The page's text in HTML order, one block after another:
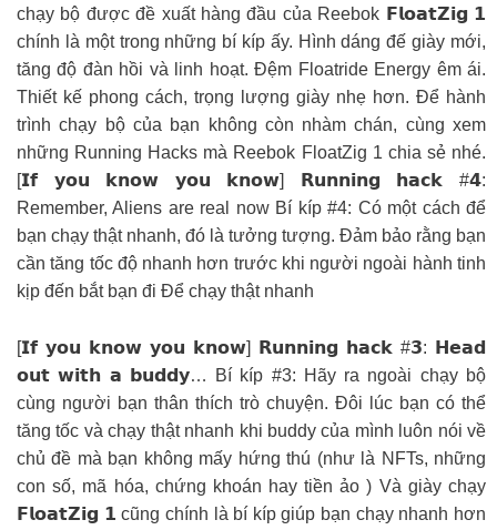
chạy bộ được đề xuất hàng đầu của Reebok 𝗙𝗹𝗼𝗮𝘁𝗭𝗶𝗴 𝟭
chính là một trong những bí kíp ấy. Hình dáng đế giày mới,
tăng độ đàn hồi và linh hoạt. Đệm Floatride Energy êm ái.
Thiết kế phong cách, trọng lượng giày nhẹ hơn. Để hành
trình chạy bộ của bạn không còn nhàm chán, cùng xem
những Running Hacks mà Reebok FloatZig 1 chia sẻ nhé.
[𝗜𝗳 𝘆𝗼𝘂 𝗸𝗻𝗼𝘄 𝘆𝗼𝘂 𝗸𝗻𝗼𝘄] 𝗥𝘂𝗻𝗻𝗶𝗻𝗴 𝗵𝗮𝗰𝗸 #𝟰:
Remember, Aliens are real now Bí kíp #4: Có một cách để
bạn chạy thật nhanh, đó là tưởng tượng. Đảm bảo rằng bạn
cần tăng tốc độ nhanh hơn trước khi người ngoài hành tinh
kịp đến bắt bạn đi Để chạy thật nhanh
[𝗜𝗳 𝘆𝗼𝘂 𝗸𝗻𝗼𝘄 𝘆𝗼𝘂 𝗸𝗻𝗼𝘄] 𝗥𝘂𝗻𝗻𝗶𝗻𝗴 𝗵𝗮𝗰𝗸 #𝟯: 𝗛𝗲𝗮𝗱
𝗼𝘂𝘁 𝘄𝗶𝘁𝗵 𝗮 𝗯𝘂𝗱𝗱𝘆… Bí kíp #3: Hãy ra ngoài chạy bộ
cùng người bạn thân thích trò chuyện. Đôi lúc bạn có thể
tăng tốc và chạy thật nhanh khi buddy của mình luôn nói về
chủ đề mà bạn không mấy hứng thú (như là NFTs, những
con số, mã hóa, chứng khoán hay tiền ảo ) Và giày chạy
𝗙𝗹𝗼𝗮𝘁𝗭𝗶𝗴 𝟭 cũng chính là bí kíp giúp bạn chạy nhanh hơn